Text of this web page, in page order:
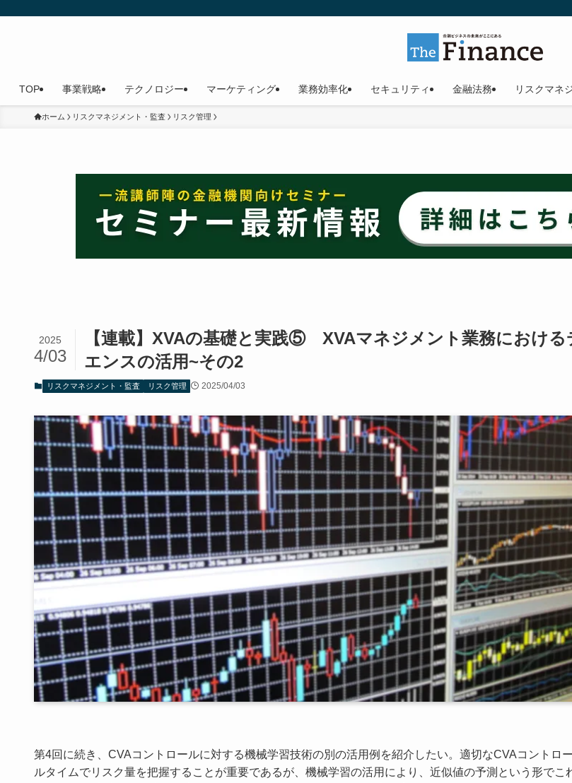
TOP 事業戦略 テクノロジー マーケティング 業務効率化 セキュリティ 金融法務 リスクマネ
ホーム リスクマネジメント・監査 リスク管理
【連載】XVAの基礎と実践⑤ XVAマネジメント業務における
エンスの活用~その2
2025
4/03
リスクマネジメント・監査 リスク管理 2025/04/03
第4回に続き、CVAコントロールに対する機械学習技術の別の活用例を紹介したい。適切なCVAコントロ
ルタイムでリスク量を把握することが重要であるが、機械学習の活用により、近似値の予測という形でこ